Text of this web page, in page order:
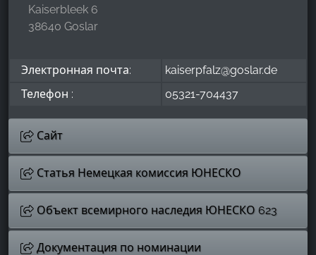
Kaiserbleek 6
38640 Goslar
Электронная почта:
kaiserpfalz@goslar.de
Телефон :
05321-704437
Сайт
Статья Немецкая комиссия ЮНЕСКО
Объект всемирного наследия ЮНЕСКО 623
Документация по номинации